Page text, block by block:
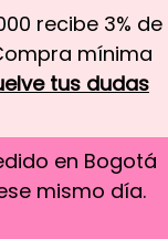
recibe 3% de
mínima
tus dudas
en Bogotá
mismo día.